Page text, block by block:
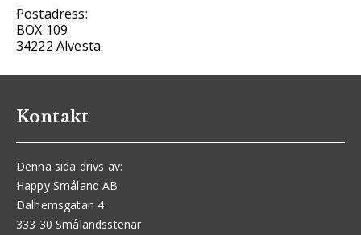
Postadress:
BOX 109
34222 Alvesta
Kontakt
Denna sida drivs av:
Happy Småland AB
Dalhemsgatan 4
333 30 Smålandsstenar